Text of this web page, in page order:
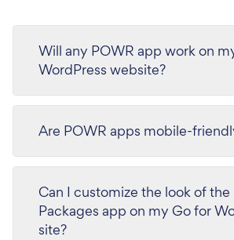
Will any POWR app work on
WordPress website?
Are POWR apps mobile-
Can I customize the look of
Packages app on my Go for
site?